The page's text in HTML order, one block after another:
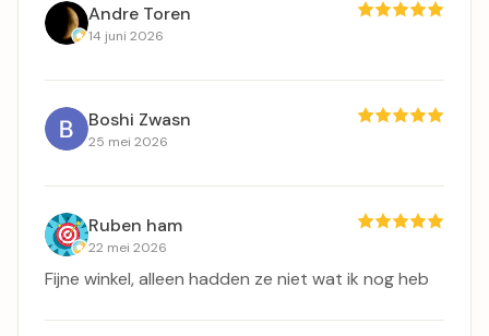
Andre Toren
14 juni 2026
Boshi Zwasn
25 mei 2026
Ruben ham
22 mei 2026
Fijne winkel, alleen hadden ze niet wat ik nog heb